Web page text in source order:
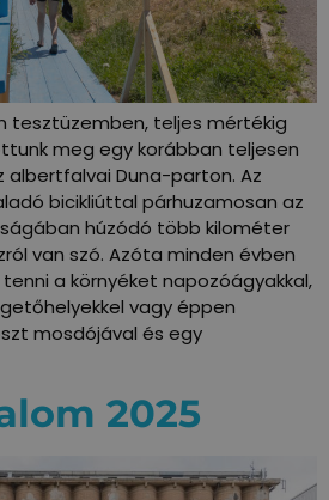
tesztüzemben, teljes mértékig
meg egy korábban teljesen
Duna-parton. Az
bicikliúttal párhuzamosan az
húzódó több kilométer
van szó. Azóta minden évben
a környéket napozóágyakkal,
vagy éppen
mosdójával és egy
2025